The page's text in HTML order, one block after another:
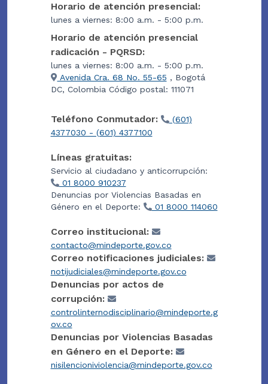
Horario de atención presencial:
lunes a viernes: 8:00 a.m. - 5:00 p.m.
Horario de atención presencial
radicación - PQRSD:
lunes a viernes: 8:00 a.m. - 5:00 p.m.
Avenida Cra. 68 No. 55-65 , Bogotá
DC, Colombia Código postal: 111071
Teléfono Conmutador:
(601)
4377030 - (601) 4377100
Líneas gratuitas:
Servicio al ciudadano y anticorrupción:
01 8000 910237
Denuncias por Violencias Basadas en
Género en el Deporte:
01 8000 114060
Correo institucional:
contacto@mindeporte.gov.co
Correo notificaciones judiciales:
notijudiciales@mindeporte.gov.co
Denuncias por actos de
corrupción:
controlinternodisciplinario@mindeporte.g
ov.co
Denuncias por Violencias Basadas
en Género en el Deporte:
nisilencioniviolencia@mindeporte.gov.co